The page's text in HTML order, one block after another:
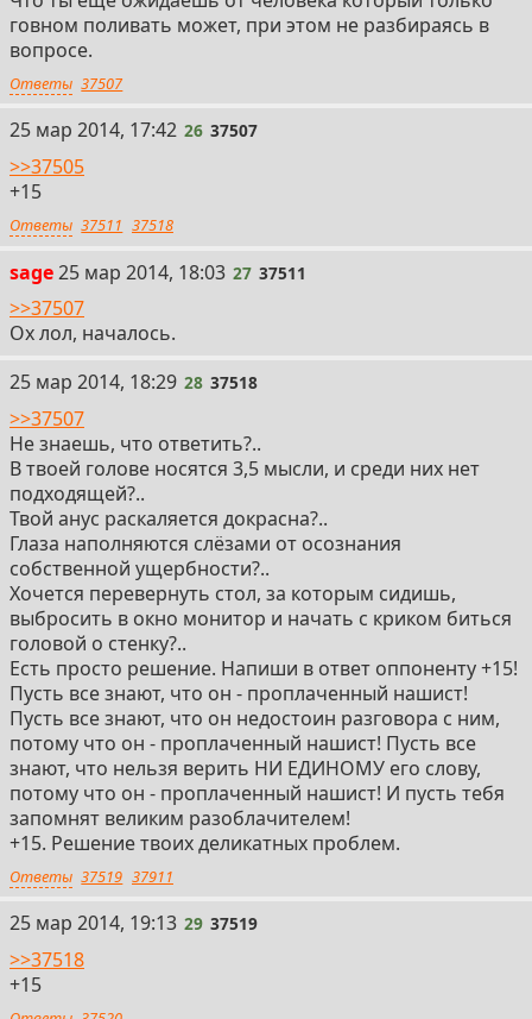
говном поливать может, при этом не разбираясь в
вопросе.
Ответы 37507
26
25 мар 2014, 17:42 26 37507
>>37505
+15
Ответы 37511 37518
sage 27
25 мар 2014, 18:03 27 37511
>>37507
Ох лол, началось.
28
25 мар 2014, 18:29 28 37518
>>37507
Не знаешь, что ответить?..
В твоей голове носятся 3,5 мысли, и среди них нет
подходящей?..
Твой анус раскаляется докрасна?..
Глаза наполняются слёзами от осознания
собственной ущербности?..
Хочется перевернуть стол, за которым сидишь,
выбросить в окно монитор и начать с криком биться
головой о стенку?..
Есть просто решение. Напиши в ответ оппоненту +15!
Пусть все знают, что он - проплаченный нашист!
Пусть все знают, что он недостоин разговора с ним,
потому что он - проплаченный нашист! Пусть все
знают, что нельзя верить НИ ЕДИНОМУ его слову,
потому что он - проплаченный нашист! И пусть тебя
запомнят великим разоблачителем!
+15. Решение твоих деликатных проблем.
Ответы 37519 37911
29
25 мар 2014, 19:13 29 37519
>>37518
+15